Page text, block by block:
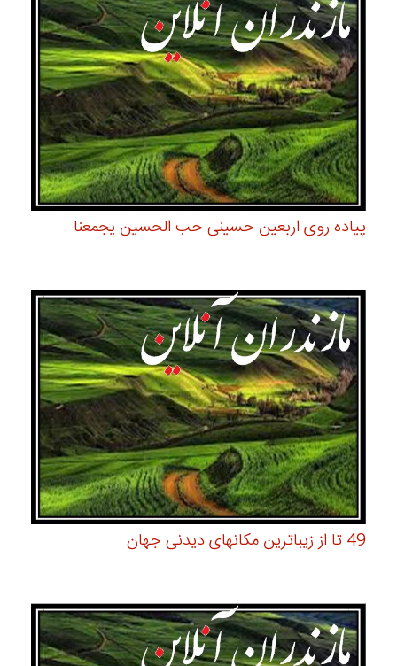
پیاده روی اربعین حسینی حب الحسین یجمعنا
49 تا از زیباترین مکانهای دیدنی جهان